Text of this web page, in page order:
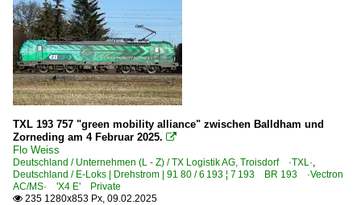
TXL 193 757 "green mobility alliance" zwischen Balldham und
Zorneding am 4 Februar 2025. 
Flo Weiss
Deutschland / Unternehmen (L - Z) / TX Logistik AG, Troisdorf ·TXL·,
Deutschland / E-Loks | Drehstrom | 91 80 / 6 193 ¦ 7 193 BR 193 ·Vectron
AC/MS· 'X4 E' Private
 235 1280x853 Px, 09.02.2025